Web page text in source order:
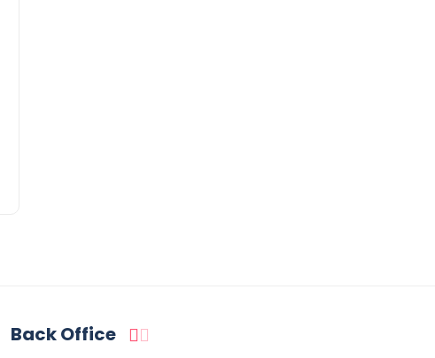
Back Office